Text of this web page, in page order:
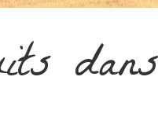
dans